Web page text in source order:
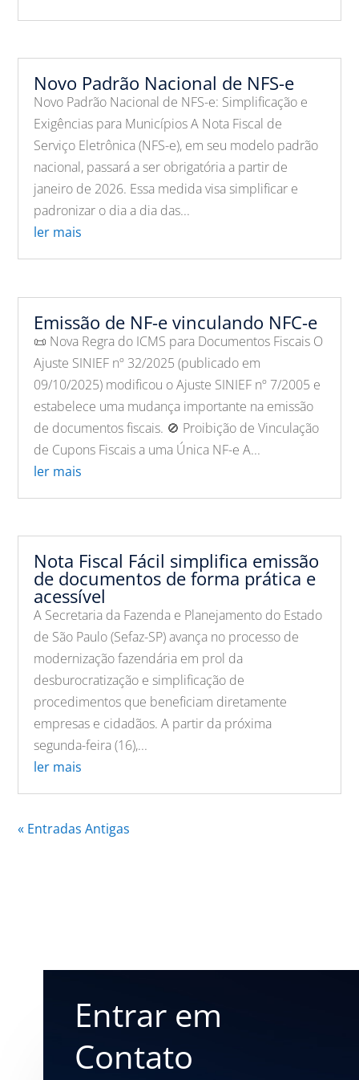
Novo Padrão Nacional de NFS-e
Novo Padrão Nacional de NFS-e: Simplificação e
Exigências para Municípios A Nota Fiscal de
Serviço Eletrônica (NFS-e), em seu modelo padrão
nacional, passará a ser obrigatória a partir de
janeiro de 2026. Essa medida visa simplificar e
padronizar o dia a dia das...
ler mais
Emissão de NF-e vinculando NFC-e
📜 Nova Regra do ICMS para Documentos Fiscais O
Ajuste SINIEF nº 32/2025 (publicado em
09/10/2025) modificou o Ajuste SINIEF nº 7/2005 e
estabelece uma mudança importante na emissão
de documentos fiscais. 🚫 Proibição de Vinculação
de Cupons Fiscais a uma Única NF-e A...
ler mais
Nota Fiscal Fácil simplifica emissão
de documentos de forma prática e
acessível
A Secretaria da Fazenda e Planejamento do Estado
de São Paulo (Sefaz-SP) avança no processo de
modernização fazendária em prol da
desburocratização e simplificação de
procedimentos que beneficiam diretamente
empresas e cidadãos. A partir da próxima
segunda-feira (16),...
ler mais
« Entradas Antigas
Entrar em
Contato